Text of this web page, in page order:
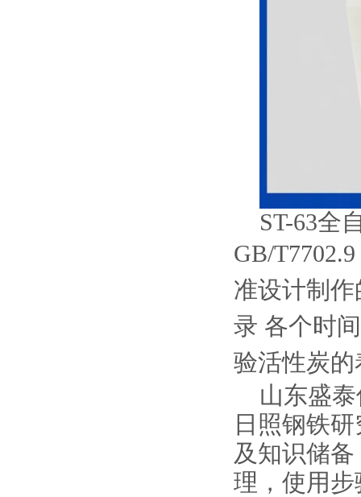
ST-63全
GB/
准设计制作
录 各个时
验活性炭
山东盛
日照钢铁
及知识储
理，使用